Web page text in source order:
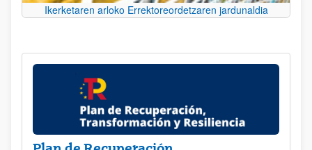
Ikerketaren arloko Errektoreordetzaren jardunaldia